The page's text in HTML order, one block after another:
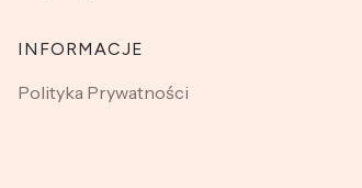
INFORMACJE
Polityka Prywatności